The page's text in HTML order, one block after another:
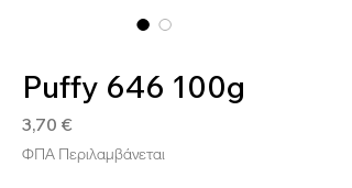
Puffy 646 100g
3,70 €
ΦΠΑ Περιλαμβάνεται